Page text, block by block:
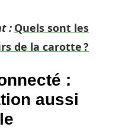
: Quels sont les
de la carotte ?
:
aussi